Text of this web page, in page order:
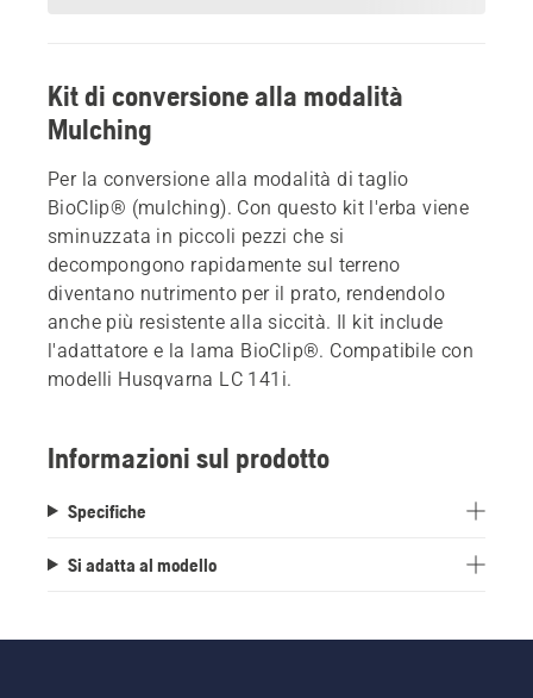
Kit di conversione alla modalità
Mulching
Per la conversione alla modalità di taglio
BioClip® (mulching). Con questo kit l'erba viene
sminuzzata in piccoli pezzi che si
decompongono rapidamente sul terreno
diventano nutrimento per il prato, rendendolo
anche più resistente alla siccità. Il kit include
l'adattatore e la lama BioClip®. Compatibile con
modelli Husqvarna LC 141i.
Informazioni sul prodotto
Specifiche
Si adatta al modello